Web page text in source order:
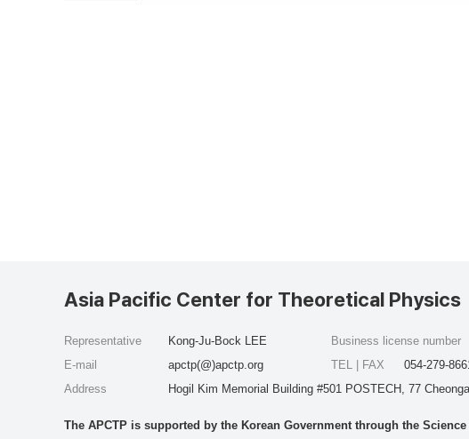
Asia Pacific Center for Theoretical Physics
Representative
Kong-Ju-Bock LEE
E-mail
apctp(@)apctp.org
Address
Hogil Kim Memorial Building #501 POSTECH, 77
Business license number
TEL | FAX
054-279-
The APCTP is supported by the Korean Government through the